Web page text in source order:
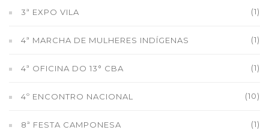
3ª EXPO VILA (1)
4ª MARCHA DE MULHERES INDÍGENAS (1)
4ª OFICINA DO 13° CBA (1)
4º ENCONTRO NACIONAL (10)
8ª FESTA CAMPONESA (1)